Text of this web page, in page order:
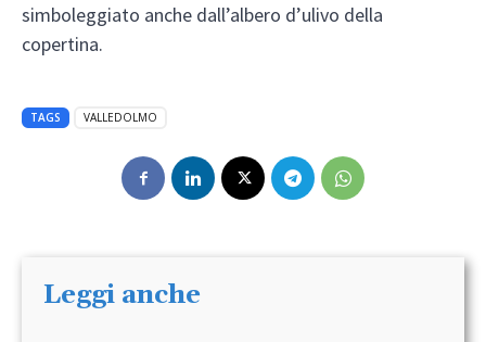
simboleggiato anche dall’albero d’ulivo della
copertina.
TAGS VALLEDOLMO
Leggi anche